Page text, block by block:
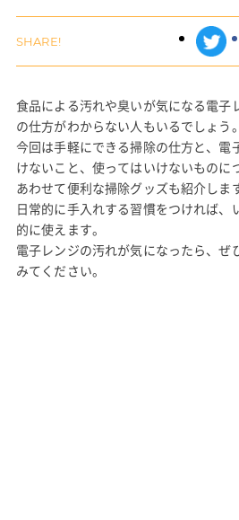
食品による汚れや臭いが気になる電子
の仕方がわからない人もいるでしょう。
今回は手軽にできる掃除の仕方と、電
けないこと、使ってはいけないものに
あわせて便利な掃除グッズも紹介しま
日常的に手入れする習慣をつければ、
的に使えます。
電子レンジの汚れが気になったら、ぜ
みてください。